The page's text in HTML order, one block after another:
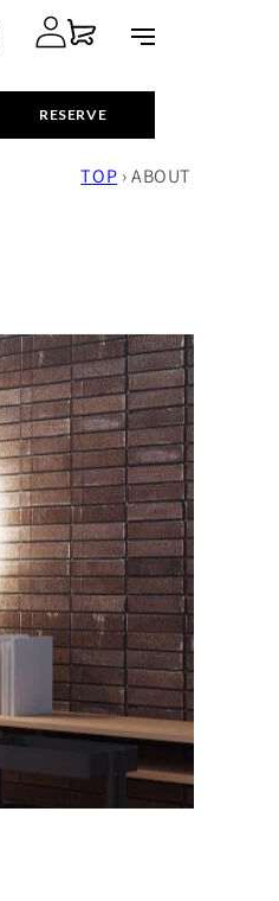
ロ
イ
カ
RESERVE
TOP ›ABOUT